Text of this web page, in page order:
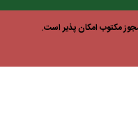
امکان پذیر است.